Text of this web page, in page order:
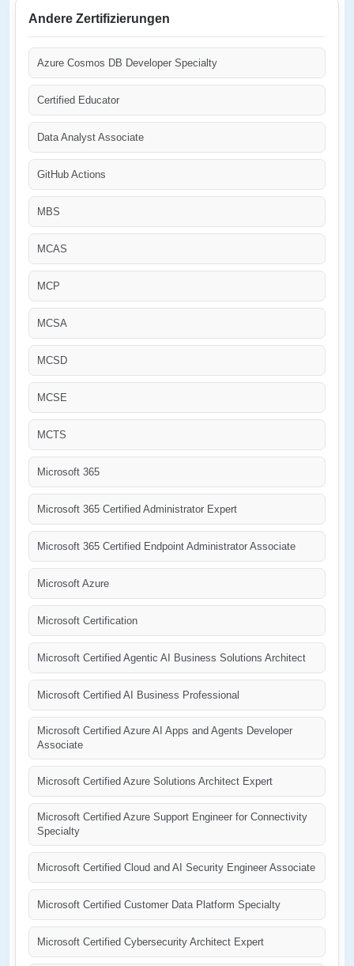
Andere Zertifizierungen
Azure Cosmos DB Developer Specialty
Certified Educator
Data Analyst Associate
GitHub Actions
MBS
MCAS
MCP
MCSA
MCSD
MCSE
MCTS
Microsoft 365
Microsoft 365 Certified Administrator Expert
Microsoft 365 Certified Endpoint Administrator Associate
Microsoft Azure
Microsoft Certification
Microsoft Certified Agentic AI Business Solutions Architect
Microsoft Certified AI Business Professional
Microsoft Certified Azure AI Apps and Agents Developer
Associate
Microsoft Certified Azure Solutions Architect Expert
Microsoft Certified Azure Support Engineer for Connectivity
Specialty
Microsoft Certified Cloud and AI Security Engineer Associate
Microsoft Certified Customer Data Platform Specialty
Microsoft Certified Cybersecurity Architect Expert